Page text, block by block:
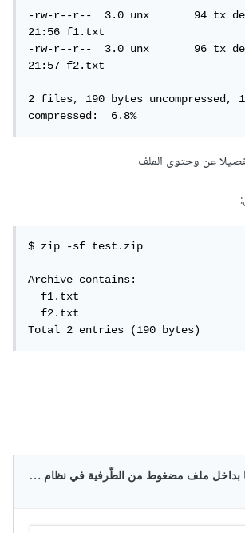
-rw-r--r--  3.0 unx       94 tx
21:56 f1.txt
-rw-r--r--  3.0 unx       96 tx
21:57 f2.txt
2 files, 190 bytes uncompressed,
compressed:  6.8%
عن وحتوى الملف
$ zip -sf test.zip
Archive contains:
  f1.txt
  f2.txt
Total 2 entries (190 bytes)